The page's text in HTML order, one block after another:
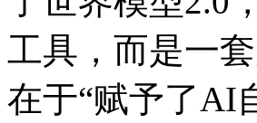
工具，而是一
在于“赋予了AI